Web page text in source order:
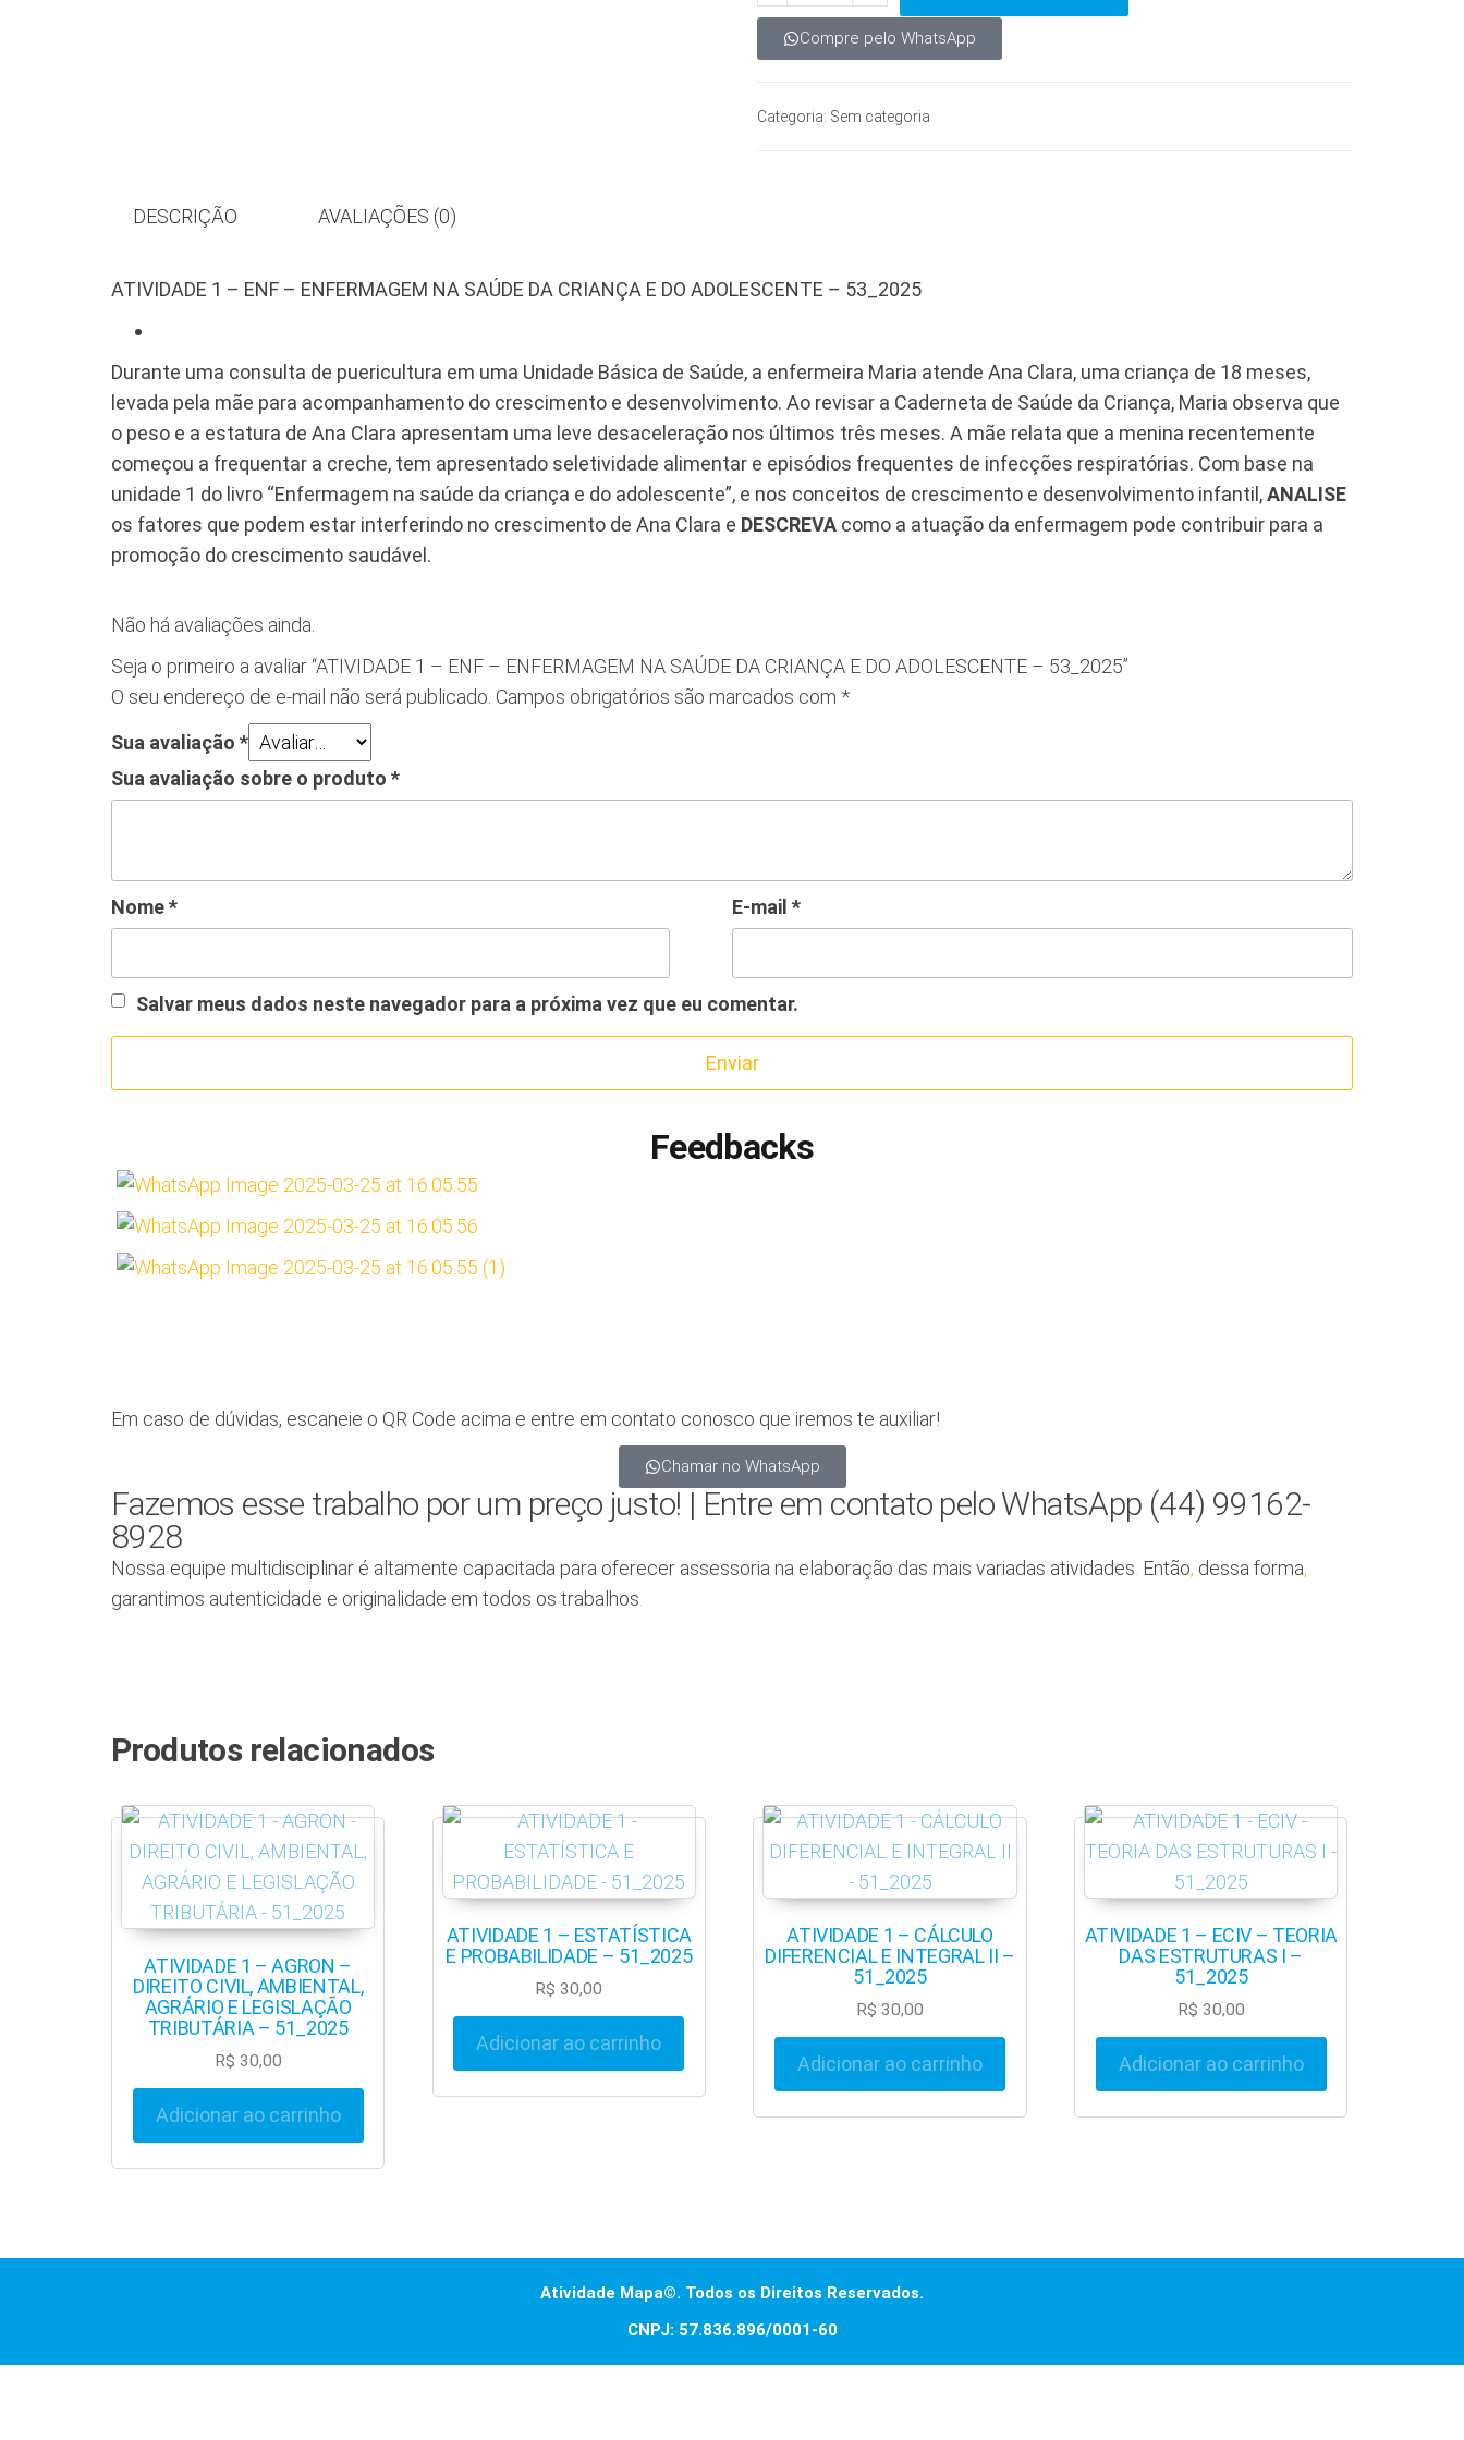
Compre pelo WhatsApp
Categoria: Sem categoria
DESCRIÇÃO AVALIAÇÕES (0)
ATIVIDADE 1 – ENF – ENFERMAGEM NA SAÚDE DA CRIANÇA E DO ADOLESCENTE – 53_2025
Durante uma consulta de puericultura em uma Unidade Básica de Saúde, a enfermeira Maria atende Ana Clara, uma criança de 18 meses,
levada pela mãe para acompanhamento do crescimento e desenvolvimento. Ao revisar a Caderneta de Saúde da Criança, Maria observa que
o peso e a estatura de Ana Clara apresentam uma leve desaceleração nos últimos três meses. A mãe relata que a menina recentemente
começou a frequentar a creche, tem apresentado seletividade alimentar e episódios frequentes de infecções respiratórias. Com base na
unidade 1 do livro “Enfermagem na saúde da criança e do adolescente”, e nos conceitos de crescimento e desenvolvimento infantil,ANALISE
os fatores que podem estar interferindo no crescimento de Ana Clara e DESCREVA como a atuação da enfermagem pode contribuir para a
promoção do crescimento saudável.
Não há avaliações ainda.
Seja o primeiro a avaliar “ATIVIDADE 1 – ENF – ENFERMAGEM NA SAÚDE DA CRIANÇA E DO ADOLESCENTE – 53_2025”
O seu endereço de e-mail não será publicado. Campos obrigatórios são marcados com *
Sua avaliação *
Sua avaliação sobre o produto *
Nome* E-mail *
Salvar meus dados neste navegador para a próxima vez que eu comentar.
Feedbacks
Em caso de dúvidas, escaneie o QR Code acima e entre em contato conosco que iremos te auxiliar!
Chamar no WhatsApp
Fazemos esse trabalho por um preço justo! | Entre em contato pelo WhatsApp (44) 99162-
8928
Nossa equipe multidisciplinar é altamente capacitada para oferecer assessoria na elaboração das mais variadas atividades Então, dessa forma,
garantimos autenticidade e originalidade em todos os trabalhos
Produtos relacionados
ATIVIDADE 1 – AGRON –
DIREITO CIVIL, AMBIENTAL,
AGRÁRIO E LEGISLAÇÃO
TRIBUTÁRIA – 51_2025
R$ 30,00
Adicionar ao carrinho
ATIVIDADE 1 – ESTATÍSTICA
E PROBABILIDADE – 51_2025
R$ 30,00
Adicionar ao carrinho
ATIVIDADE 1 – CÁLCULO
DIFERENCIAL E INTEGRAL II –
51_2025
R$ 30,00
Adicionar ao carrinho
ATIVIDADE 1 – ECIV – TEORIA
DAS ESTRUTURAS I –
51_2025
R$ 30,00
Adicionar ao carrinho
Atividade Mapa©. Todos os Direitos Reservados.
CNPJ: 57.836.896/0001-60